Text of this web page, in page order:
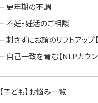
更年期の不調
不妊・妊活のご相談
刺さずにお顔のリフトアップ
自己一致を育む【NLPカウン
【子ども】お悩み一覧